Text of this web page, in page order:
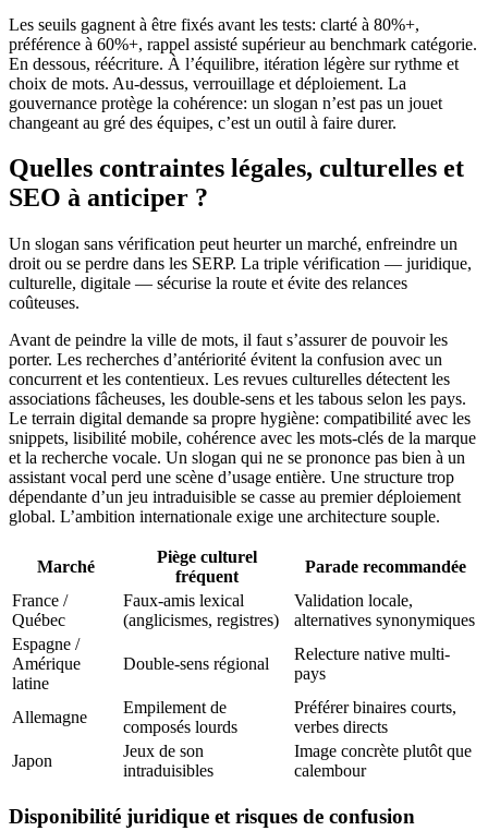
Les seuils gagnent à être fixés avant les tests: clarté à 80%+,
préférence à 60%+, rappel assisté supérieur au benchmark catégorie.
En dessous, réécriture. À l’équilibre, itération légère sur rythme et
choix de mots. Au-dessus, verrouillage et déploiement. La
gouvernance protège la cohérence: un slogan n’est pas un jouet
changeant au gré des équipes, c’est un outil à faire durer.
Quelles contraintes légales, culturelles et
SEO à anticiper ?
Un slogan sans vérification peut heurter un marché, enfreindre un
droit ou se perdre dans les SERP. La triple vérification — juridique,
culturelle, digitale — sécurise la route et évite des relances
coûteuses.
Avant de peindre la ville de mots, il faut s’assurer de pouvoir les
porter. Les recherches d’antériorité évitent la confusion avec un
concurrent et les contentieux. Les revues culturelles détectent les
associations fâcheuses, les double-sens et les tabous selon les pays.
Le terrain digital demande sa propre hygiène: compatibilité avec les
snippets, lisibilité mobile, cohérence avec les mots-clés de la marque
et la recherche vocale. Un slogan qui ne se prononce pas bien à un
assistant vocal perd une scène d’usage entière. Une structure trop
dépendante d’un jeu intraduisible se casse au premier déploiement
global. L’ambition internationale exige une architecture souple.
Marché
Piège culturel
fréquent
Parade recommandée
France /
Québec
Faux-amis lexical
(anglicismes, registres)
Validation locale,
alternatives synonymiques
Espagne /
Amérique
latine
Double-sens régional
Relecture native multi-
pays
Allemagne
Empilement de
composés lourds
Préférer binaires courts,
verbes directs
Japon
Jeux de son
intraduisibles
Image concrète plutôt que
calembour
Disponibilité juridique et risques de confusion